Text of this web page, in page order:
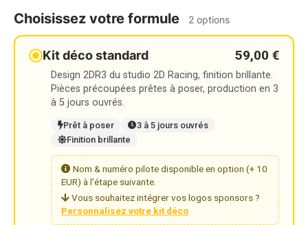
Choisissez votre formule 2 options
Kit déco standard 59,00 €
Design 2DR3 du studio 2D Racing, finition brillante.
Pièces précoupées prêtes à poser, production en 3
à 5 jours ouvrés.
Prêt à poser
3 à 5 jours ouvrés
Finition brillante
Nom & numéro pilote disponible en option (+ 10
EUR) à l'étape suivante.
Vous souhaitez intégrer vos logos sponsors ?
Personnalisez votre kit déco